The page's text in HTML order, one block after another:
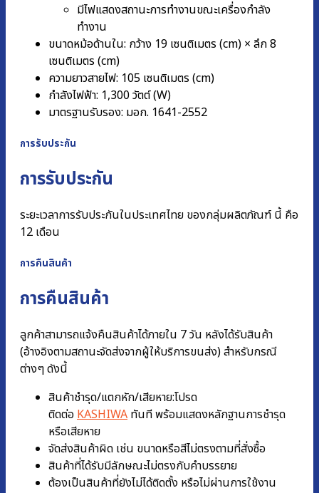
มีไฟแสดงสถานะการทำงานขณะเครื่องกำลัง
ทำงาน
ขนาดหม้อด้านใน: กว้าง 19 เซนติเมตร (cm) × ลึก 8
เซนติเมตร (cm)
ความยาวสายไฟ: 105 เซนติเมตร (cm)
กำลังไฟฟ้า: 1,300 วัตต์ (W)
มาตรฐานรับรอง: มอก. 1641-2552
การรับประกัน
การรับประกัน
ระยะเวลาการรับประกันในประเทศไทย ของกลุ่มผลิตภัณฑ์ นี้ คือ
12 เดือน
การคืนสินค้า
การคืนสินค้า
ลูกค้าสามารถแจ้งคืนสินค้าได้ภายใน 7 วัน หลังได้รับสินค้า
(อ้างอิงตามสถานะจัดส่งจากผู้ให้บริการขนส่ง) สำหรับกรณี
ต่างๆ ดังนี้
สินค้าชำรุด/แตกหัก/เสียหาย:โปรด
ติดต่อ KASHIWA ทันที พร้อมแสดงหลักฐานการชํารุด
หรือเสียหาย
จัดส่งสินค้าผิด เช่น ขนาดหรือสีไม่ตรงตามที่สั่งซื้อ
สินค้าที่ได้รับมีลักษณะไม่ตรงกับคำบรรยาย
ต้องเป็นสินค้าที่ยังไม่ได้ติดตั้ง หรือไม่ผ่านการใช้งาน